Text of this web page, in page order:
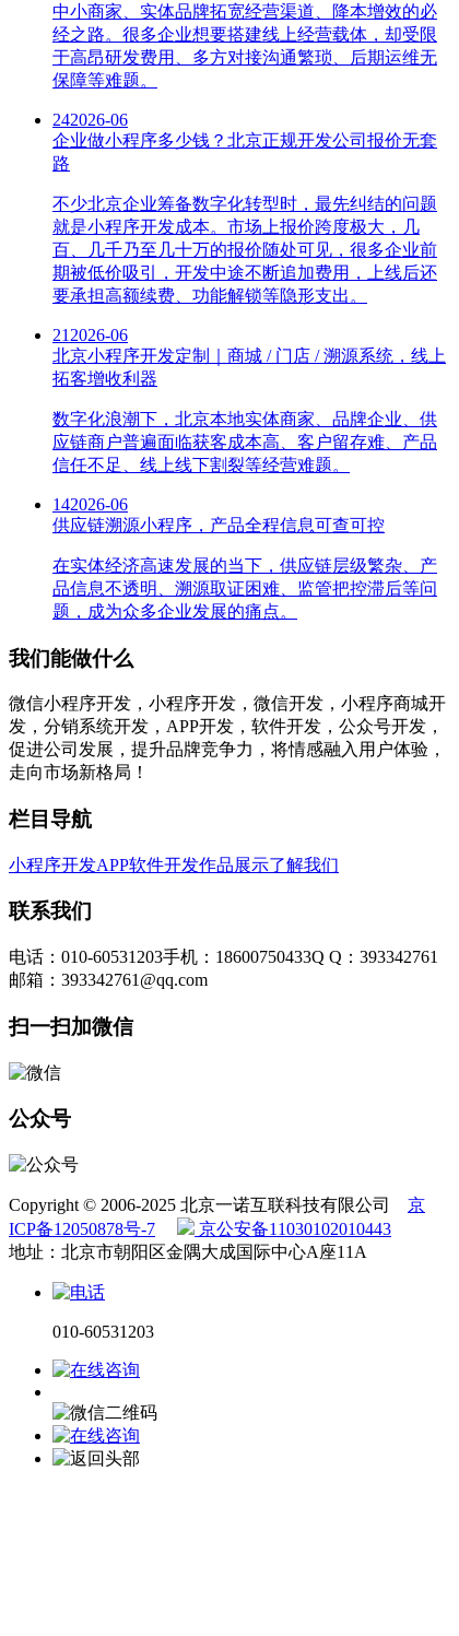
中小商家、实体品牌拓宽经营渠道、降本增效的必
经之路。很多企业想要搭建线上经营载体，却受限
于高昂研发费用、多方对接沟通繁琐、后期运维无
保障等难题。
242026-06
企业做小程序多少钱？北京正规开发公司报价无套
路
不少北京企业筹备数字化转型时，最先纠结的问题
就是小程序开发成本。市场上报价跨度极大，几
百、几千乃至几十万的报价随处可见，很多企业前
期被低价吸引，开发中途不断追加费用，上线后还
要承担高额续费、功能解锁等隐形支出。
21 2026-06
北京小程序开发定制｜商城 / 门店 / 溯源系统，线上
拓客增收利器
数字化浪潮下，北京本地实体商家、品牌企业、供
应链商户普遍面临获客成本高、客户留存难、产品
信任不足、线上线下割裂等经营难题。
142026-06
供应链溯源小程序，产品全程信息可查可控
在实体经济高速发展的当下，供应链层级繁杂、产
品信息不透明、溯源取证困难、监管把控滞后等问
题，成为众多企业发展的痛点。
我们能做什么
微信小程序开发，小程序开发，微信开发，小程序商城开
发，分销系统开发，APP开发，软件开发，公众号开发，
促进公司发展，提升品牌竞争力，将情感融入用户体验，
走向市场新格局！
栏目导航
小程序开发APP软件开发作品展示了解我们
联系我们
电话：010-60531203手机：18600750433Q Q：393342761
邮箱：393342761@qq.com
扫一扫加微信
公众号
Copyright © 2006-2025 北京一诺互联科技有限公司 京
ICP备12050878号-7
京公安备11030102010443
地址：北京市朝阳区金隅大成国际中心A座11A
010-60531203